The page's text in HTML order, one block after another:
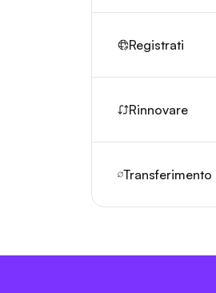
Registrati
Rinnovare
Transferimento